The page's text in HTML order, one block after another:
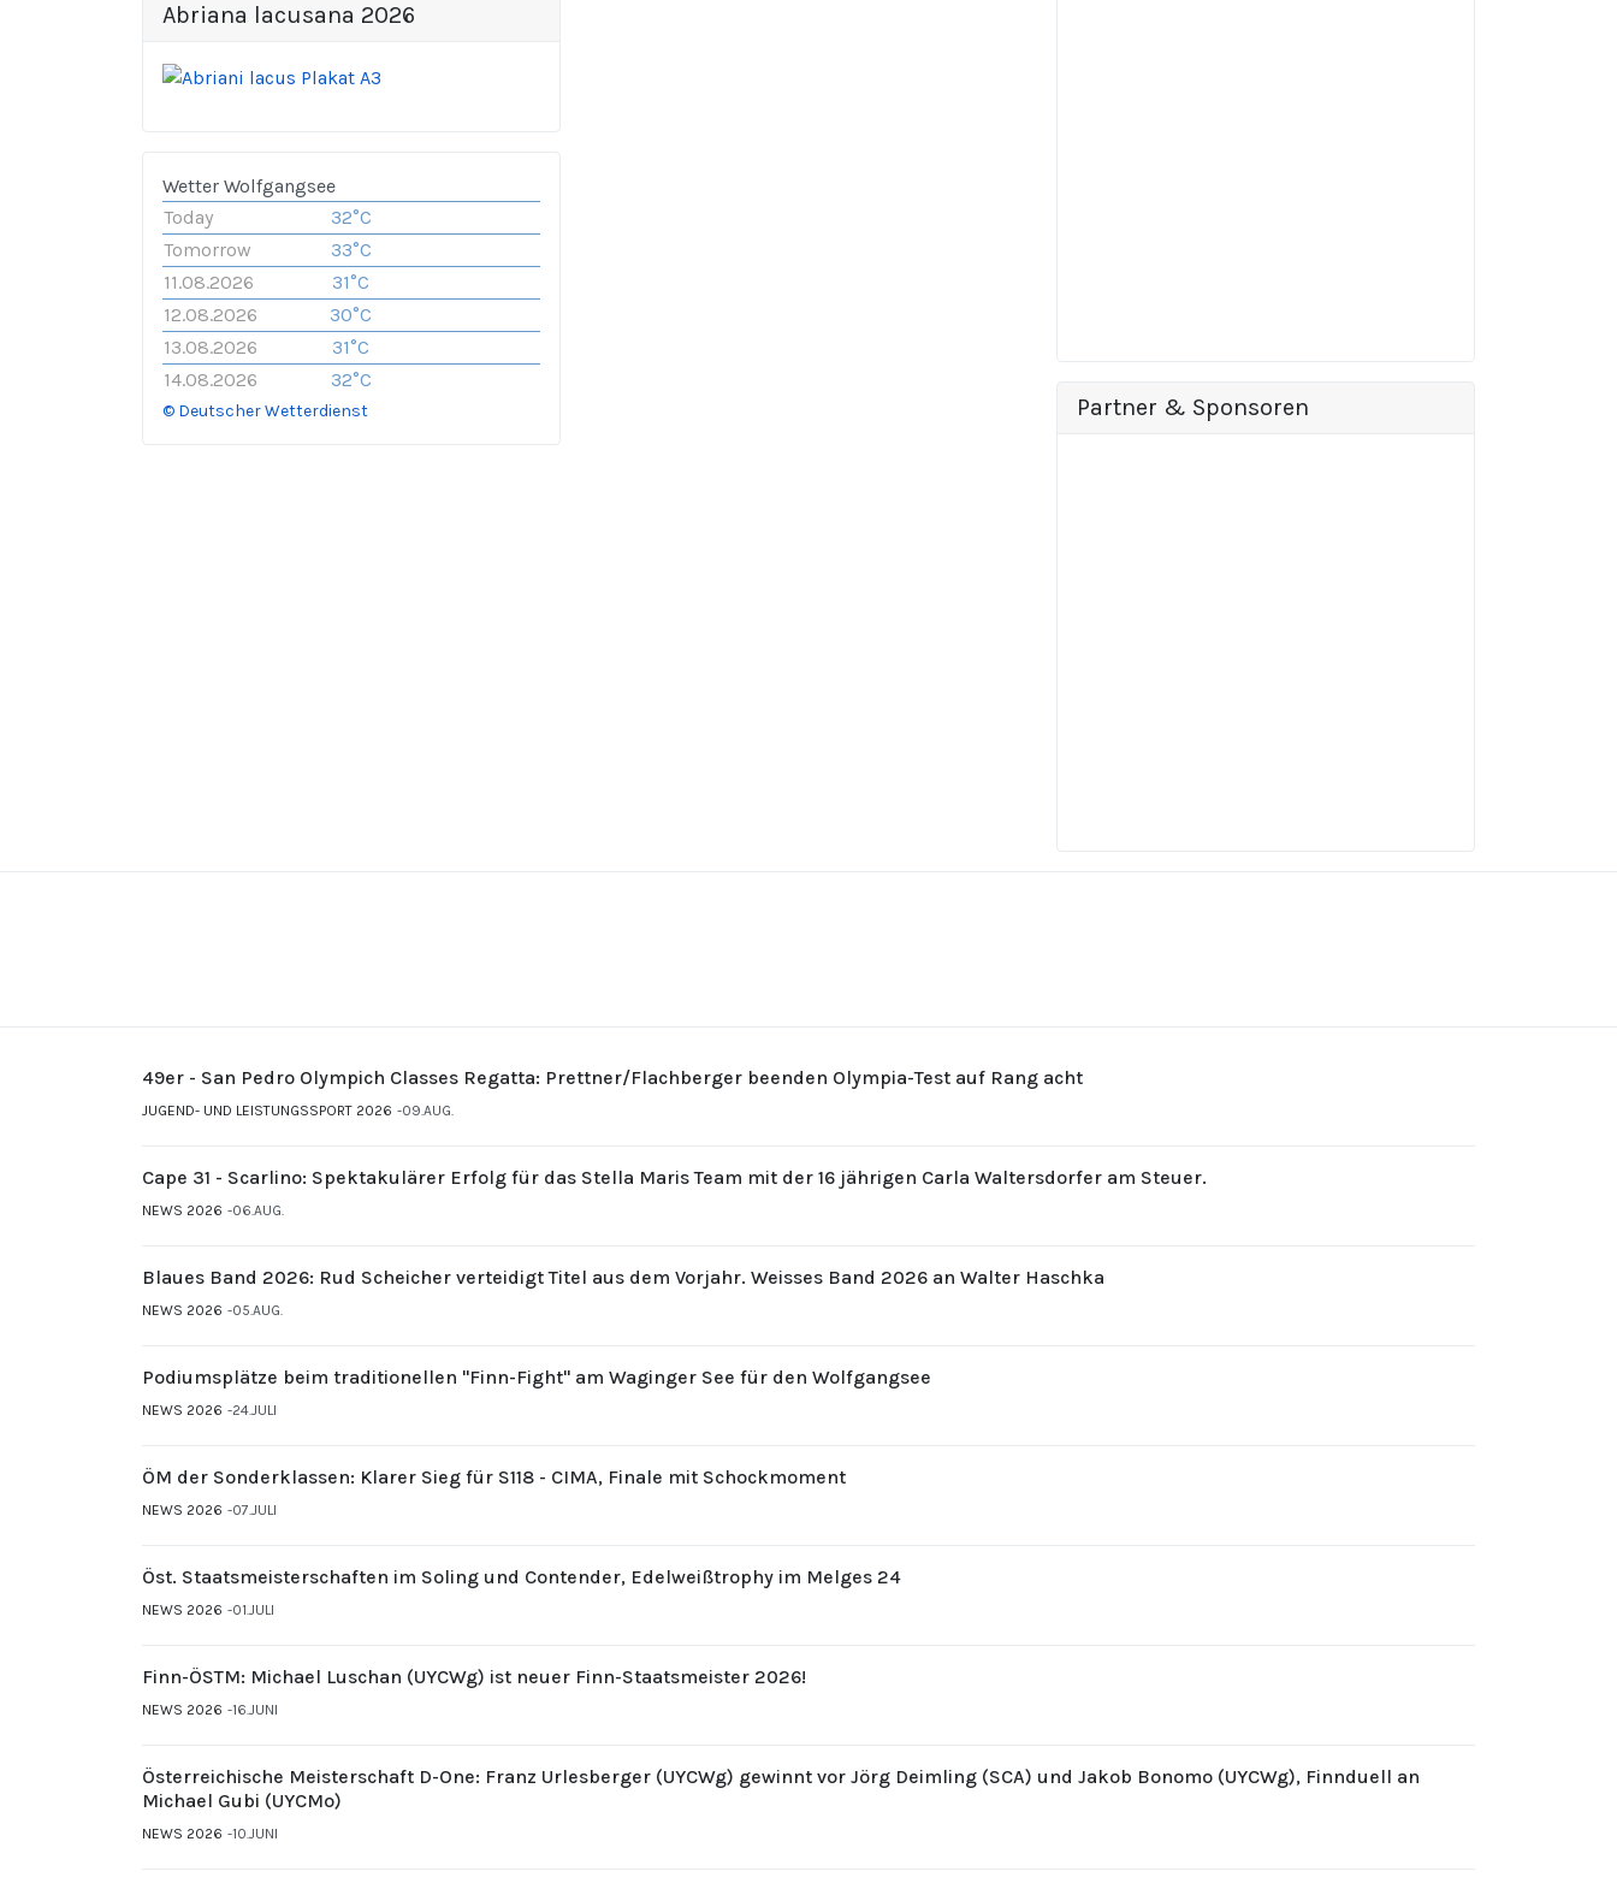
Abriana lacusana 2026
Wetter Wolfgangsee
Today
32°C
Tomorrow
33°C
11.08.2026
31°C
12.08.2026
30°C
13.08.2026
31°C
14.08.2026
32°C
© Deutscher Wetterdienst Partner & Sponsoren
49er - San Pedro Olympich Classes Regatta: Prettner/Flachberger beenden Olympia-Test auf Rang acht
JUGEND- UND LEISTUNGSSPORT 2026 09.AUG.
Cape 31 - Scarlino: Spektakulärer Erfolg für das Stella Maris Team mit der 16 jährigen Carla Waltersdorfer am Steuer.
NEWS 2026 06.AUG.
Blaues Band 2026: Rud Scheicher verteidigt Titel aus dem Vorjahr. Weisses Band 2026 an Walter Haschka
NEWS 2026 05.AUG.
Podiumsplätze beim traditionellen "Finn-Fight" am Waginger See für den Wolfgangsee
NEWS 2026 24.JULI
ÖM der Sonderklassen: Klarer Sieg für S118 - CIMA, Finale mit Schockmoment
NEWS 2026 07.JULI
Öst. Staatsmeisterschaften im Soling und Contender, Edelweißtrophy im Melges 24
NEWS 2026 01.JULI
Finn-ÖSTM: Michael Luschan (UYCWg) ist neuer Finn-Staatsmeister 2026!
NEWS 2026 16.JUNI
Österreichische Meisterschaft D-One: Franz Urlesberger (UYCWg) gewinnt vor Jörg Deimling (SCA) und Jakob Bonomo (UYCWg), Finnduell an
Michael Gubi (UYCMo)
NEWS 2026 10.JUNI